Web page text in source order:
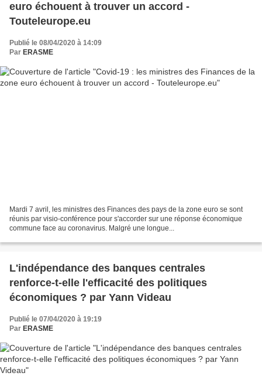
euro échouent à trouver un accord -
Touteleurope.eu
Publié le 08/04/2020 à 14:09
Par ERASME
Mardi 7 avril, les ministres des Finances des pays de la zone euro se sont
réunis par visio-conférence pour s'accorder sur une réponse économique
commune face au coronavirus. Malgré une longue...
L'indépendance des banques centrales
renforce-t-elle l'efficacité des politiques
économiques ? par Yann Videau
Publié le 07/04/2020 à 19:19
Par ERASME